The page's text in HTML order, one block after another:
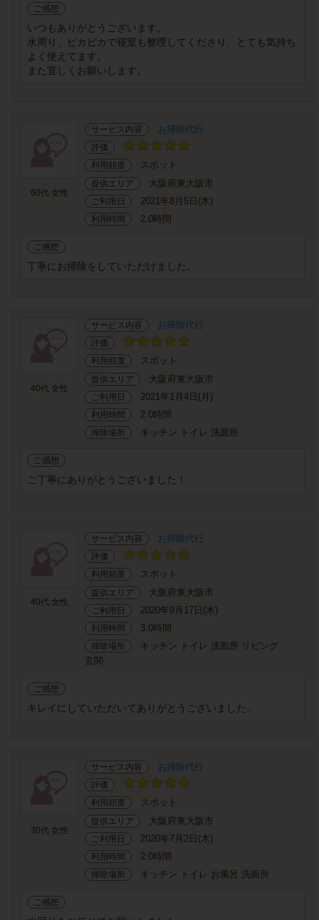
ご感想
いつもありがとうございます。
水周り、ピカピカで寝室も整理してくださり、とても気持ち
よく使えてます。
また宜しくお願いします。
60代 女性
サービス内容 お掃除代行
評価
利用頻度
スポット
提供エリア 大阪府東大阪市
ご利用日 2021年8月5日(木)
利用時間 2.0時間
ご感想
丁寧にお掃除をしていただけました。
40代 女性
サービス内容 お掃除代行
評価
利用頻度
スポット
提供エリア 大阪府東大阪市
ご利用日 2021年1月4日(月)
利用時間 2.0時間
掃除場所 キッチン トイレ 洗面所
ご感想
ご丁寧にありがとうございました！
40代 女性
サービス内容 お掃除代行
評価
利用頻度
スポット
提供エリア 大阪府東大阪市
ご利用日 2020年9月17日(木)
利用時間 3.0時間
掃除場所
キッチン トイレ 洗面所 リビング
玄関
ご感想
キレイにしていただいてありがとうございました。
30代 女性
サービス内容 お掃除代行
評価
利用頻度
スポット
提供エリア 大阪府東大阪市
ご利用日 2020年7月2日(木)
利用時間 2.0時間
掃除場所 キッチン トイレ お風呂 洗面所
ご感想